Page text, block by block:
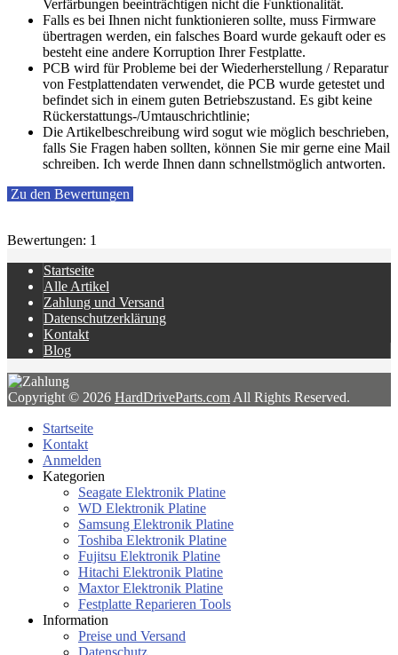
Verfärbungen beeinträchtigen nicht die Funktionalität.
Falls es bei Ihnen nicht funktionieren sollte, muss Firmware
übertragen werden, ein falsches Board wurde gekauft oder es
besteht eine andere Korruption Ihrer Festplatte.
PCB wird für Probleme bei der Wiederherstellung / Reparatur
von Festplattendaten verwendet, die PCB wurde getestet und
befindet sich in einem guten Betriebszustand. Es gibt keine
Rückerstattungs-/Umtauschrichtlinie;
Die Artikelbeschreibung wird sogut wie möglich beschrieben,
falls Sie Fragen haben sollten, können Sie mir gerne eine Mail
schreiben. Ich werde Ihnen dann schnellstmöglich antworten.
Zu den Bewertungen
Bewertungen: 1
Startseite
Alle Artikel
Zahlung und Versand
Datenschutzerklärung
Kontakt
Blog
Copyright © 2026 HardDriveParts.com All Rights Reserved.
Startseite
Kontakt
Anmelden
Kategorien
Seagate Elektronik Platine
WD Elektronik Platine
Samsung Elektronik Platine
Toshiba Elektronik Platine
Fujitsu Elektronik Platine
Hitachi Elektronik Platine
Maxtor Elektronik Platine
Festplatte Reparieren Tools
Information
Preise und Versand
Datenschutz